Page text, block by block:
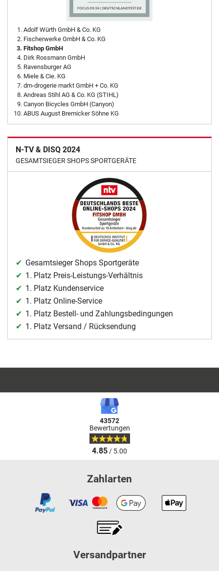
Adolf Würth GmbH & Co. KG
Fischerwerke GmbH & Co. KG
Fitshop GmbH
Dirk Rossmann GmbH
Ravensburger AG
Miele & Cie. KG
dm-drogerie markt GmbH + Co. KG
Andreas Stihl AG & Co. KG (STIHL)
Canyon Bicycles GmbH (Canyon)
ABUS August Bremicker Söhne KG
N-TV & DISQ 2024
GESAMTSIEGER SHOPS SPORTGERÄTE
Gesamtsieger Shops Sportgeräte
1. Platz Preis-Leistungs-Verhältnis
1. Platz Kundenservice
1. Platz Online-Service
1. Platz Bestell- und Zahlungsbedingungen
1. Platz Versand / Rücksendung
43572
Bewertungen
4.85/ 5.00
Zahlarten
Versandpartner